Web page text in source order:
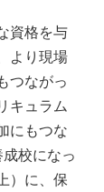
資格を与
より現場
つながっ
キュラム
にもつな
校になっ
）に、保